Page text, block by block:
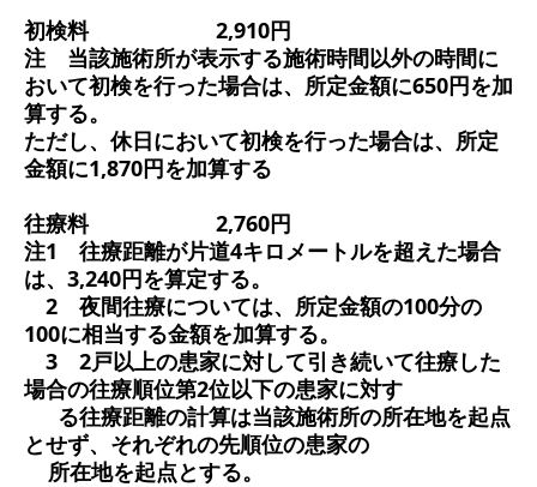
初検料
2,910円
注 当該施術所が表示する施術時間以外の時間に
おいて初検を行った場合は、所定金額に650円を加
算する。
ただし、休日において初検を行った場合は、所定
金額に1,870円を加算する
往療料
2,760円
注1 往療距離が片道4キロメートルを超えた場合
は、3,240円を算定する。
2 夜間往療については、所定金額の100分の
100に相当する金額を加算する。
3 2戸以上の患家に対して引き続いて往療した
場合の往療順位第2位以下の患家に対す
る往療距離の計算は当該施術所の所在地を起点
とせず、それぞれの先順位の患家の
所在地を起点とする。